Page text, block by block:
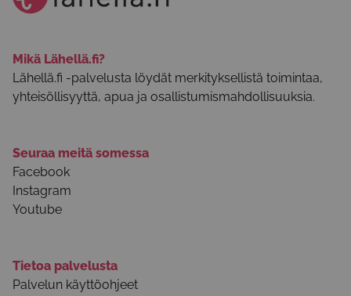
Mikä Lähellä.fi?
Lähellä.fi -palvelusta löydät merkityksellistä toimintaa,
yhteisöllisyyttä, apua ja osallistumismahdollisuuksia.
Seuraa meitä somessa
Facebook
Instagram
Youtube
Tietoa palvelusta
Palvelun käyttöohjeet